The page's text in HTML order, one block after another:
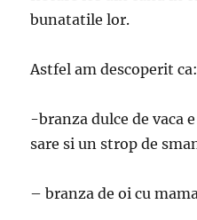
bunatatile lor.
Astfel am descoperit ca:
-branza dulce de vaca
sare si un strop de
– branza de oi cu